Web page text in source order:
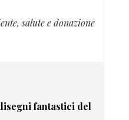
salute e donazione
fantastici del